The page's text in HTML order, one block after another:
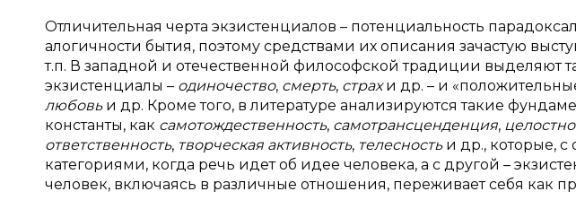
Отличительная черта экзистенциалов – потенциальность
алогичности бытия, поэтому средствами их описания зачастую
т.п. В западной и отечественной философской традиции выделяют
экзистенциалы – одиночество, смерть, страхи др. – и
любовьи др. Кроме того, в литературе анализируются такие
константы, как самотождественность, самотрансценденция,
ответственность, творческая активность, телесностьи др., которые, с
категориями, когда речь идет об идее человека, а с другой –
человек, включаясь в различные отношения, переживает себя как